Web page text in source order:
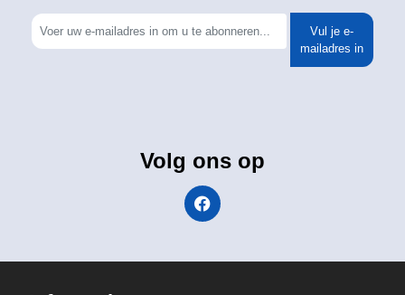
Vul je e-
mailadres in
Volg ons op